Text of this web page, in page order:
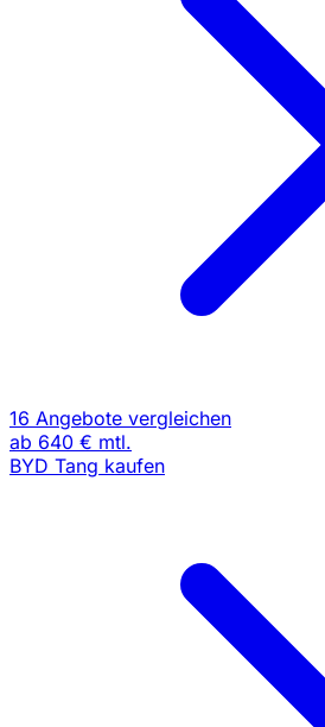
16 Angebote vergleichen
ab 640 € mtl.
BYD Tang kaufen